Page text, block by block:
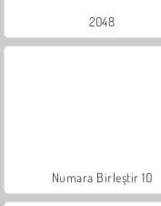
2048
Numara Birleştir 10